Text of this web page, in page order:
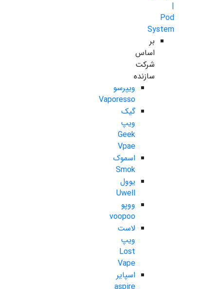
|
Pod
System
بر
اساس
شرکت
سازنده
ویپرسو
Vaporesso
گیک
ویپ
Geek
Vpae
اسموک
Smok
یوول
Uwell
ووپو
voopoo
لاست
ویپ
Lost
Vape
اسپایر